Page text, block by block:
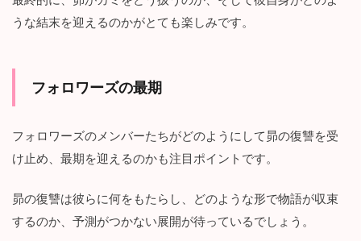
うな結末を迎えるのかがとても楽しみです。
フォロワーズの最期
フォロワーズのメンバーたちがどのようにして昴の復讐を受
け止め、最期を迎えるのかも注目ポイントです。
昴の復讐は彼らに何をもたらし、どのような形で物語が収束
するのか、予測がつかない展開が待っているでしょう。